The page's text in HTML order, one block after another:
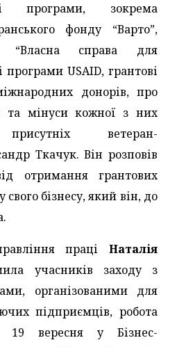
програми, зокрема
фонду “Варто”,
“Власна справа для
програми USAID, грантові
донорів, про
та мінуси кожної з них
ветеран-
Ткачук. Він розповів
отримання грантових
бізнесу, який він, до
праці Наталія
учасників заходу з
організованими для
підприємців, робота
19 вересня у Бізнес-